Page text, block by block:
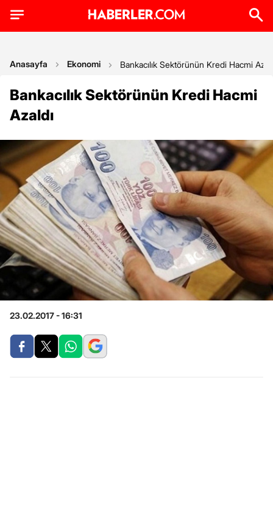
Anasayfa Ekonomi Bankacılık Sektörünün Kredi Hacmi
Bankacılık Sektörünün Kredi Hacmi
Azaldı
23.02.2017 - 16:31